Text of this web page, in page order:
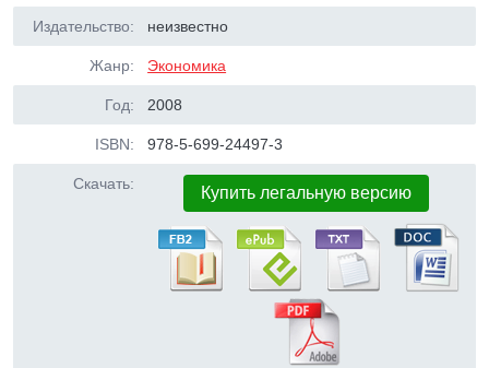
Издательство: неизвестно
Жанр: Экономика
Год: 2008
ISBN: 978-5-699-24497-3
Скачать: Купить легальную версию